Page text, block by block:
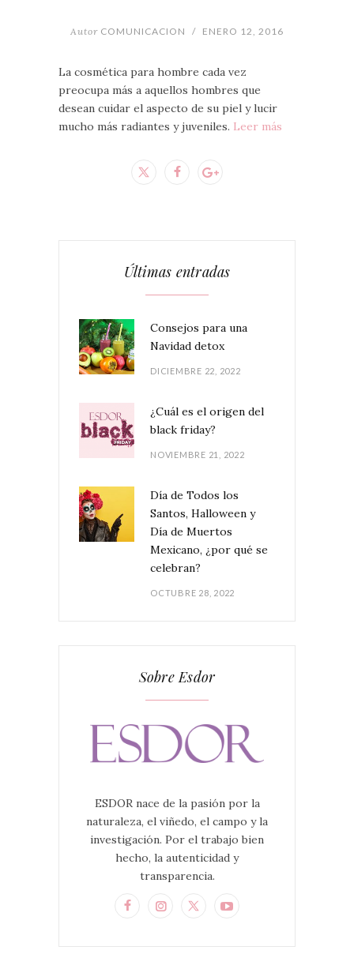
Autor COMUNICACION / ENERO 12, 2016
La cosmética para hombre cada vez
preocupa más a aquellos hombres que
desean cuidar el aspecto de su piel y lucir
mucho más radiantes y juveniles. Leer más
Últimas entradas
Consejos para una
Navidad detox
DICIEMBRE 22, 2022
¿Cuál es el origen del
black friday?
NOVIEMBRE 21, 2022
Día de Todos los
Santos, Halloween y
Día de Muertos
Mexicano, ¿por qué se
celebran?
OCTUBRE 28, 2022
Sobre Esdor
ESDOR nace de la pasión por la
naturaleza, el viñedo, el campo y la
investigación. Por el trabajo bien
hecho, la autenticidad y
transparencia.